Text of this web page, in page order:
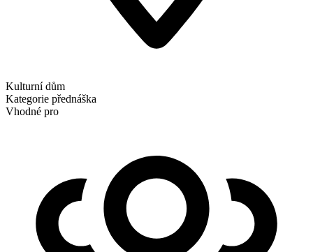
Kulturní dům
Kategorie přednáška
Vhodné pro